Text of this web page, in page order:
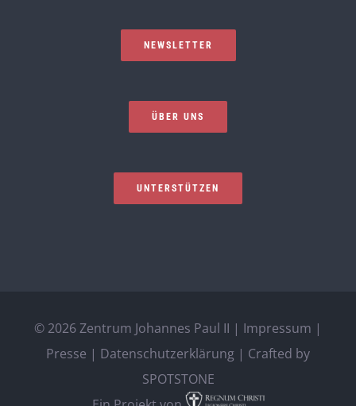
NEWSLETTER
ÜBER UNS
UNTERSTÜTZEN
© 2026 Zentrum Johannes Paul II | Impressum |
Presse | Datenschutzerklärung | Crafted by
SPOTSTONE